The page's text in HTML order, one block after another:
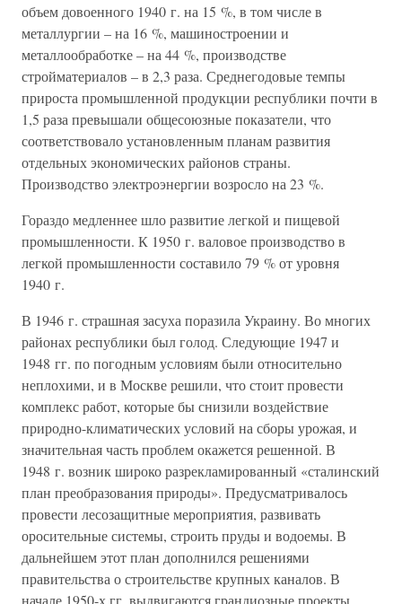
объем довоенного 1940 г. на 15 %, в том числе в
металлургии – на 16 %, машиностроении и
металлообработке – на 44 %, производстве
стройматериалов – в 2,3 раза. Среднегодовые темпы
прироста промышленной продукции республики почти в
1,5 раза превышали общесоюзные показатели, что
соответствовало установленным планам развития
отдельных экономических районов страны.
Производство электроэнергии возросло на 23 %.
Гораздо медленнее шло развитие легкой и пищевой
промышленности. К 1950 г. валовое производство в
легкой промышленности составило 79 % от уровня
1940 г.
В 1946 г. страшная засуха поразила Украину. Во многих
районах республики был голод. Следующие 1947 и
1948 гг. по погодным условиям были относительно
неплохими, и в Москве решили, что стоит провести
комплекс работ, которые бы снизили воздействие
природно-климатических условий на сборы урожая, и
значительная часть проблем окажется решенной. В
1948 г. возник широко разрекламированный «сталинский
план преобразования природы». Предусматривалось
провести лесозащитные мероприятия, развивать
оросительные системы, строить пруды и водоемы. В
дальнейшем этот план дополнился решениями
правительства о строительстве крупных каналов. В
начале 1950-х гг. выдвигаются грандиозные проекты